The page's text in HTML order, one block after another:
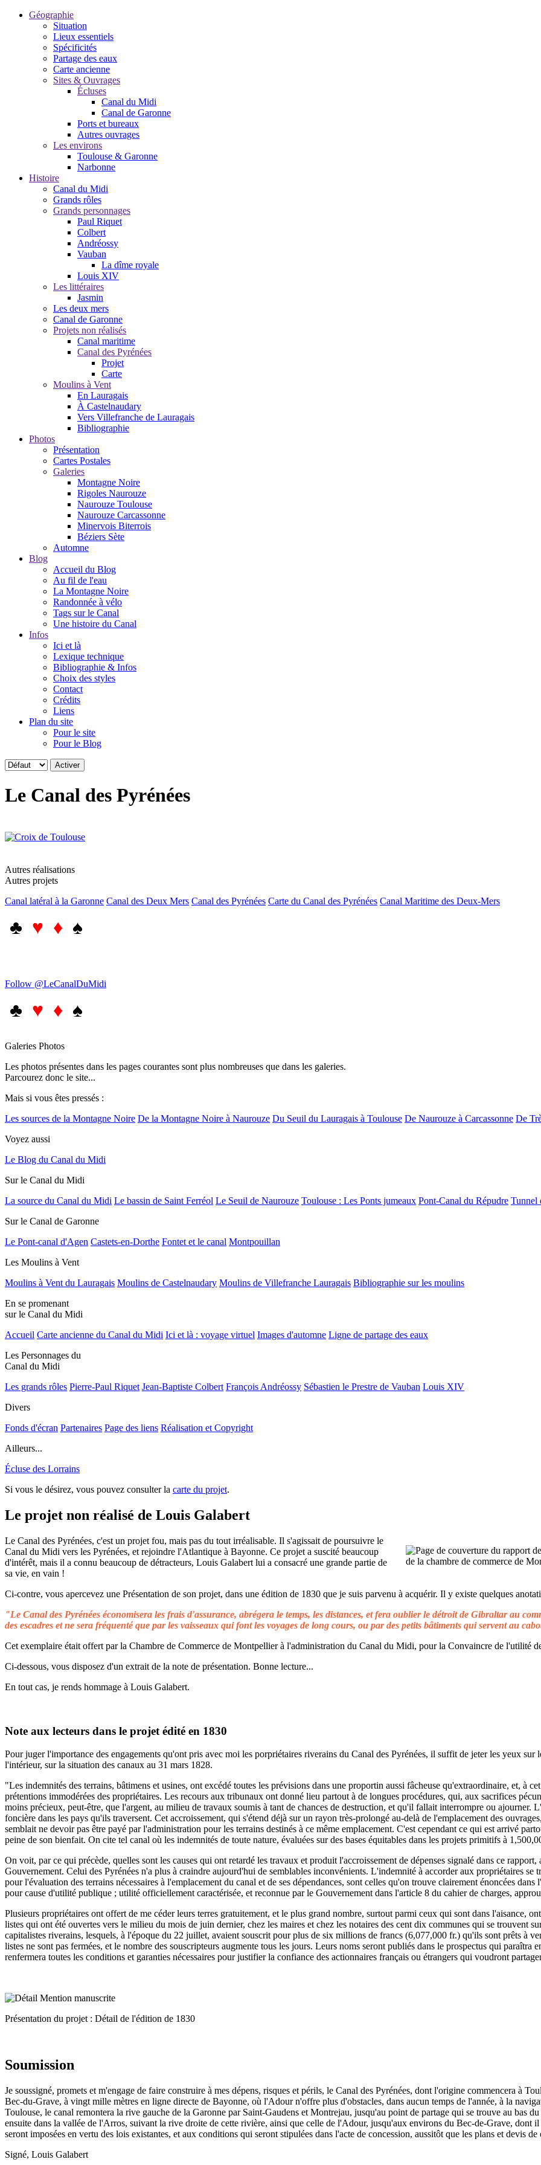
Géographie
Situation
Lieux essentiels
Spécificités
Partage des eaux
Carte ancienne
Sites & Ouvrages
Écluses
Canal du Midi
Canal de Garonne
Ports et bureaux
Autres ouvrages
Les environs
Toulouse & Garonne
Narbonne
Histoire
Canal du Midi
Grands rôles
Grands personnages
Paul Riquet
Colbert
Andréossy
Vauban
La dîme royale
Louis XIV
Les littéraires
Jasmin
Les deux mers
Canal de Garonne
Projets non réalisés
Canal maritime
Canal des Pyrénées
Projet
Carte
Moulins à Vent
En Lauragais
À Castelnaudary
Vers Villefranche de Lauragais
Bibliographie
Photos
Présentation
Cartes Postales
Galeries
Montagne Noire
Rigoles Naurouze
Naurouze Toulouse
Naurouze Carcassonne
Minervois Biterrois
Béziers Sète
Automne
Blog
Accueil du Blog
Au fil de l'eau
La Montagne Noire
Randonnée à vélo
Tags sur le Canal
Une histoire du Canal
Infos
Ici et là
Lexique technique
Bibliographie & Infos
Choix des styles
Contact
Crédits
Liens
Plan du site
Pour le site
Pour le Blog
Le Canal des Pyrénées
Autres réalisations
Autres projets
Canal latéral à la Garonne Canal des Deux Mers Canal des Pyrénées Carte du Canal des Pyrénées Canal Maritime des Deux-Mers
♣ ♥ ♦ ♠
Follow @LeCanalDuMidi
♣ ♥ ♦ ♠
Galeries Photos
Les photos présentes dans les pages courantes sont plus nombreuses que dans les galeries.
Parcourez donc le site...
Mais si vous êtes pressés :
Les sources de la Montagne Noire De la Montagne Noire à Naurouze Du Seuil du Lauragais à Toulouse De Naurouze à Carcassonne De
Voyez aussi
Le Blog du Canal du Midi
Sur le Canal du Midi
La source du Canal du Midi Le bassin de Saint Ferréol Le Seuil de Naurouze Toulouse : Les Ponts jumeaux Pont-Canal du Répudre Tunnel
Sur le Canal de Garonne
Le Pont-canal d'Agen Castets-en-Dorthe Fontet et le canal Montpouillan
Les Moulins à Vent
Moulins à Vent du Lauragais Moulins de Castelnaudary Moulins de Villefranche Lauragais Bibliographie sur les moulins
En se promenant
sur le Canal du Midi
Accueil Carte ancienne du Canal du Midi Ici et là : voyage virtuel Images d'automne Ligne de partage des eaux
Les Personnages du
Canal du Midi
Les grands rôles Pierre-Paul Riquet Jean-Baptiste Colbert François Andréossy Sébastien le Prestre de Vauban Louis XIV
Divers
Fonds d'écran Partenaires Page des liens Réalisation et Copyright
Ailleurs...
Écluse des Lorrains
Si vous le désirez, vous pouvez consulter la carte du projet.
Le projet non réalisé de Louis Galabert
Le Canal des Pyrénées, c'est un projet fou, mais pas du tout irréalisable. Il s'agissait de poursuivre le
Canal du Midi vers les Pyrénées, et rejoindre l'Atlantique à Bayonne. Ce projet a suscité beaucoup
d'intérêt, mais il a connu beaucoup de détracteurs, Louis Galabert lui a consacré une grande partie de
sa vie, en vain !
Ci-contre, vous apercevez une Présentation de son projet, dans une édition de 1830 que je suis parvenu à acquérir. Il y existe quelques
"Le Canal des Pyrénées économisera les frais d'assurance, abrégera le temps, les distances, et fera oublier le détroit de Gibraltar au
des escadres et ne sera fréquenté que par les vaisseaux qui font les voyages de long cours, ou par des petits bâtiments qui servent au
Cet exemplaire était offert par la Chambre de Commerce de Montpellier à l'administration du Canal du Midi, pour la Convaincre de l'utilité
Ci-dessous, vous disposez d'un extrait de la note de présentation. Bonne lecture...
En tout cas, je rends hommage à Louis Galabert.
Note aux lecteurs dans le projet édité en 1830
Pour juger l'importance des engagements qu'ont pris avec moi les porpriétaires riverains du Canal des Pyrénées, il suffit de jeter les yeux
l'intérieur, sur la situation des canaux au 31 mars 1828.
"Les indemnités des terrains, bâtimens et usines, ont excédé toutes les prévisions dans une proportin aussi fâcheuse qu'extraordinaire, et, à
prétentions immodérées des propriétaires. Les recours aux tribunaux ont donné lieu partout à de longues procédures, qui, aux sacrifices
moins précieux, peut-être, que l'argent, au milieu de travaux soumis à tant de chances de destruction, et qu'il fallait interrompre ou ajourner.
foncière dans les pays qu'ils traversent. Cet accroissement, qui s'étend déjà sur un rayon très-prolongé au-delà de l'emplacement des
semblait ne devoir pas être payé par l'administration pour les terrains destinés à ce même emplacement. C'est cependant ce qui est arrivé
peine de son bienfait. On cite tel canal où les indemnités de toute nature, évaluées sur des bases équitables dans les projets primitifs à
On voit, par ce qui précède, quelles sont les causes qui ont retardé les travaux et produit l'accroissement de dépenses signalé dans ce
Gouvernement. Celui des Pyrénées n'a plus à craindre aujourd'hui de semblables inconvénients. L'indemnité à accorder aux propriétaires se
pour l'évaluation des terrains nécessaires à l'emplacement du canal et de ses dépendances, sont celles qu'on trouve clairement énoncées
pour cause d'utilité publique ; utilité officiellement caractérisée, et reconnue par le Gouvernement dans l'article 8 du cahier de charges,
Plusieurs propriétaires ont offert de me céder leurs terres gratuitement, et le plus grand nombre, surtout parmi ceux qui sont dans l'aisance,
listes qui ont été ouvertes vers le milieu du mois de juin dernier, chez les maires et chez les notaires des cent dix communes qui se trouvent
capitalistes riverains, lesquels, à l'époque du 22 juillet, avaient souscrit pour plus de six millions de francs (6,077,000 fr.) qu'ils sont prêts à
listes ne sont pas fermées, et le nombre des souscripteurs augmente tous les jours. Leurs noms seront publiés dans le prospectus qui
renfermera toutes les conditions et garanties nécessaires pour justifier la confiance des actionnaires français ou étrangers qui voudront
Présentation du projet : Détail de l'édition de 1830
Soumission
Je soussigné, promets et m'engage de faire construire à mes dépens, risques et périls, le Canal des Pyrénées, dont l'origine commencera à
Bec-du-Grave, à vingt mille mètres en ligne directe de Bayonne, où l'Adour n'offre plus d'obstacles, dans aucun temps de l'année, à la
Toulouse, le canal remontera la rive gauche de la Garonne par Saint-Gaudens et Montrejau, jusqu'au point de partage qui se trouve au bas
ensuite dans la vallée de l'Arros, suivant la rive droite de cette rivière, ainsi que celle de l'Adour, jusqu'aux environs du Bec-de-Grave, dont
seront imposées en vertu des lois existantes, et aux conditions qui seront stipulées dans l'acte de concession, aussitôt que les plans et devis
Signé, Louis Galabert